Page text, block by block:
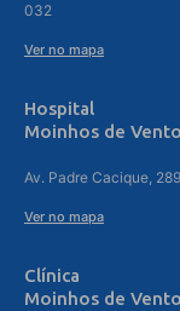
032
Ver no mapa
Hospital
Moinhos de
Av. Padre Cacique,
Ver no mapa
Clínica
Moinhos de